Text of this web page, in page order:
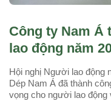
Công ty Nam
lao động năm
Hội nghị Người lao động
Dép Nam Á đã thành
vọng cho người lao động